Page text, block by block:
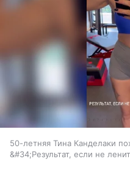
50-летняя Тина Канделаки
&#34;Результат, если не